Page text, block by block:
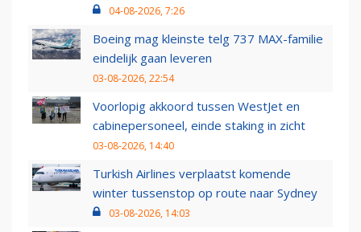
04-08-2026, 7:26
Boeing mag kleinste telg 737 MAX-familie
eindelijk gaan leveren
03-08-2026, 22:54
Voorlopig akkoord tussen WestJet en
cabinepersoneel, einde staking in zicht
03-08-2026, 14:40
Turkish Airlines verplaatst komende
winter tussenstop op route naar Sydney
03-08-2026, 14:03